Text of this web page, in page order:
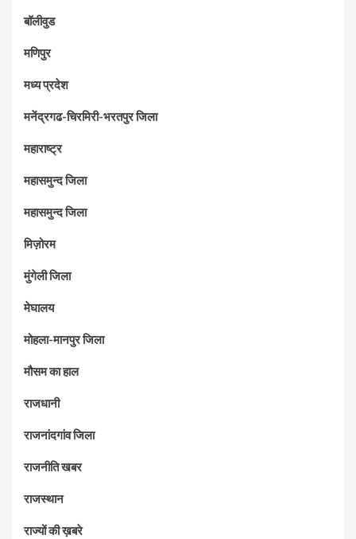
बॉलीवुड
मणिपुर
मध्‍य प्रदेश
मनेंद्रगढ-चिरमिरी-भरतपुर जिला
महाराष्‍ट्र
महासमुन्द जिला
महासमुन्द जिला
मिज़ोरम
मुंगेली जिला
मेघालय
मोहला-मानपुर जिला
मौसम का हाल
राजधानी
राजनांदगांव जिला
राजनीति खबर
राजस्थान
राज्यों की ख़बरे